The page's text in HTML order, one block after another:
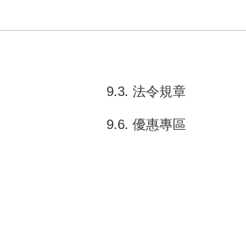
9.3. 法令規章
9.6. 優惠專區